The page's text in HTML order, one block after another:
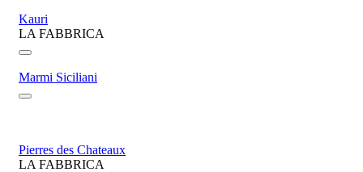
Kauri
LA FABBRICA
Marmi Siciliani
Pierres des Chateaux
LA FABBRICA